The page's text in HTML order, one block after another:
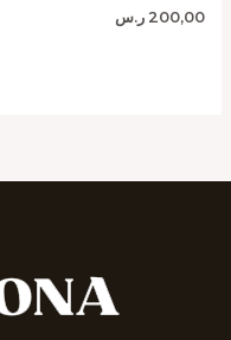
200,00 ر.س